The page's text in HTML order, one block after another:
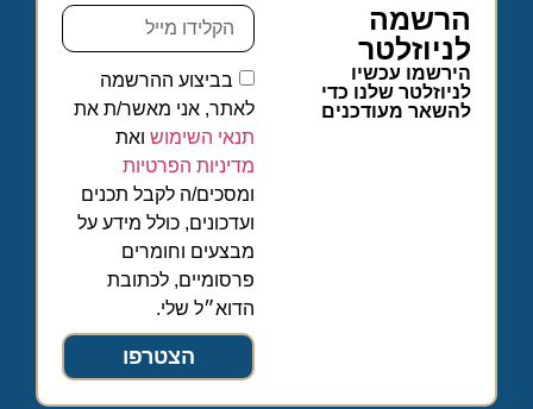
הרשמה
לניוזלטר
הירשמו עכשיו
לניוזלטר שלנו כדי
להשאר מעודכנים
בביצוע ההרשמה
לאתר, אני מאשר/ת את
תנאי השימוש ואת
מדיניות הפרטיות
ומסכים/ה לקבל תכנים
ועדכונים, כולל מידע על
מבצעים וחומרים
פרסומיים, לכתובת
הדוא״ל שלי.
הצטרפו